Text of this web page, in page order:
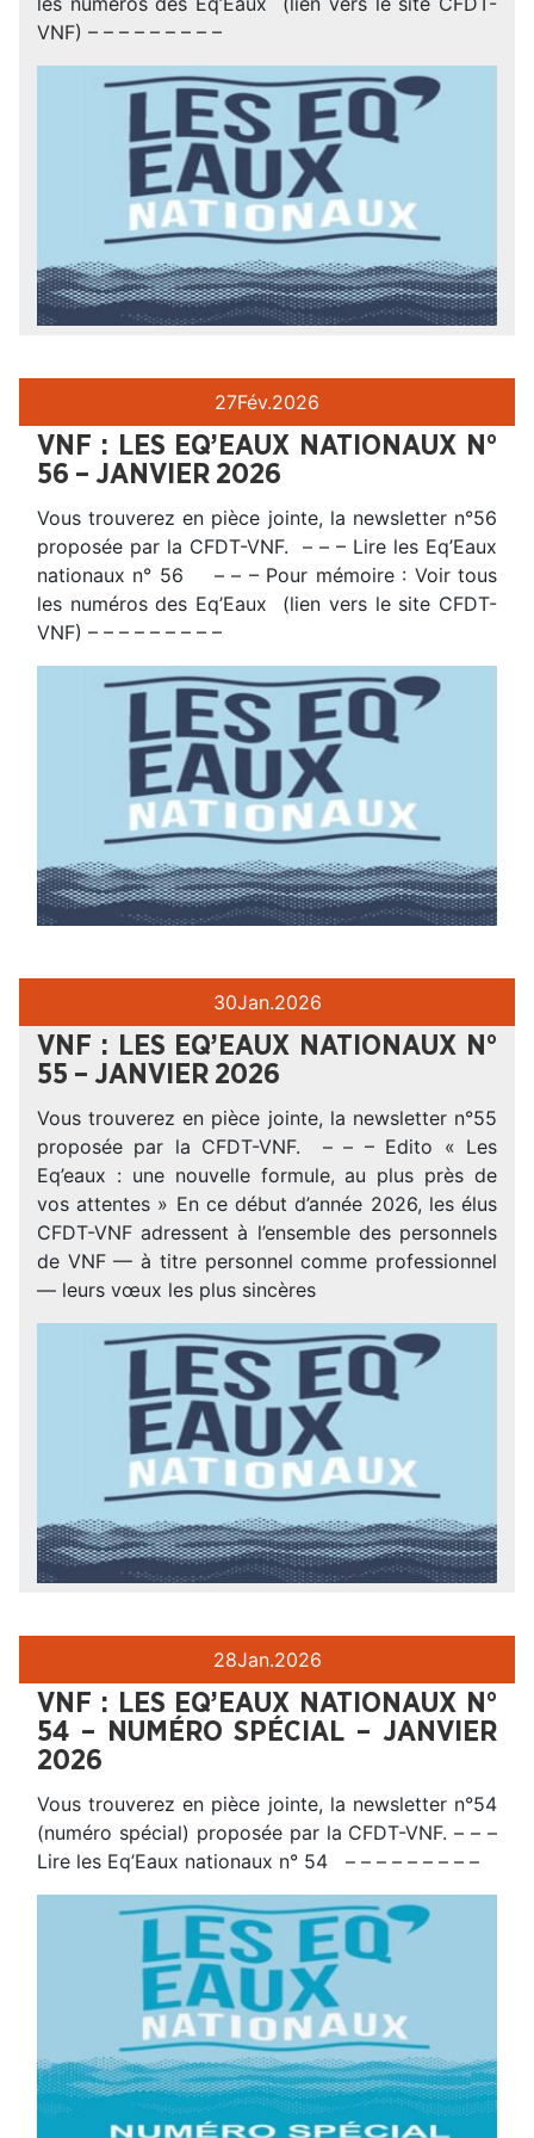
VNF) – – – – – – – – –
27Fév.2026
VNF : LES EQ’EAUX NATIONAUX N°
56 – JANVIER 2026
Vous trouverez en pièce jointe, la newsletter n°56
proposée par la CFDT-VNF. – – – Lire les Eq’Eaux
nationaux n° 56 – – – Pour mémoire : Voir tous
les numéros des Eq’Eaux (lien vers le site CFDT-
VNF) – – – – – – – – –
30Jan.2026
VNF : LES EQ’EAUX NATIONAUX N°
55 – JANVIER 2026
Vous trouverez en pièce jointe, la newsletter n°55
proposée par la CFDT-VNF. – – – Edito « Les
Eq’eaux : une nouvelle formule, au plus près de
vos attentes » En ce début d’année 2026, les élus
CFDT-VNF adressent à l’ensemble des personnels
de VNF — à titre personnel comme professionnel
— leurs vœux les plus sincères
28Jan.2026
VNF : LES EQ’EAUX NATIONAUX N°
54 – NUMÉRO SPÉCIAL – JANVIER
2026
Vous trouverez en pièce jointe, la newsletter n°54
(numéro spécial) proposée par la CFDT-VNF. – – –
Lire les Eq’Eaux nationaux n° 54 – – – – – – – – –